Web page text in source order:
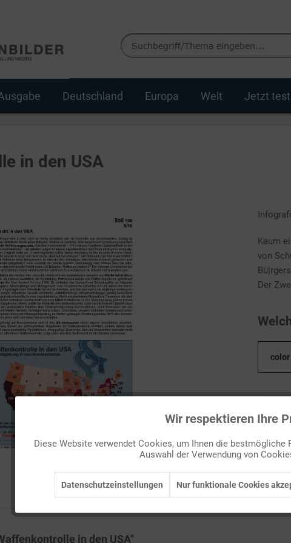
Deutschland Europa Welt Jetzt
in den USA
Kaum
von
Der
color
in den USA"
Wir respektieren Ihre
Diese Website verwendet Cookies, um Ihnen die
Auswahl der Verwendung von
Datenschutzeinstellungen Nur funktionale Cookies